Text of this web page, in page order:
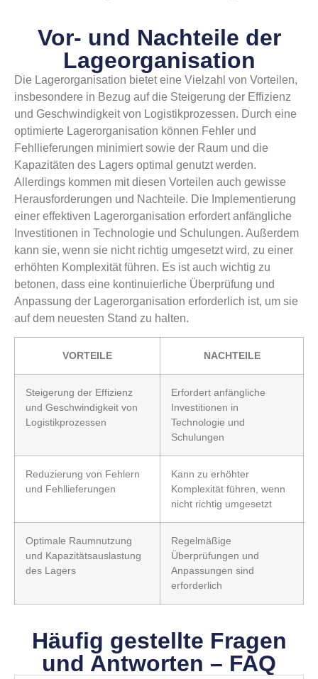
Vor- und Nachteile der
Lageorganisation
Die Lagerorganisation bietet eine Vielzahl von Vorteilen,
insbesondere in Bezug auf die Steigerung der Effizienz
und Geschwindigkeit von Logistikprozessen. Durch eine
optimierte Lagerorganisation können Fehler und
Fehllieferungen minimiert sowie der Raum und die
Kapazitäten des Lagers optimal genutzt werden.
Allerdings kommen mit diesen Vorteilen auch gewisse
Herausforderungen und Nachteile. Die Implementierung
einer effektiven Lagerorganisation erfordert anfängliche
Investitionen in Technologie und Schulungen. Außerdem
kann sie, wenn sie nicht richtig umgesetzt wird, zu einer
erhöhten Komplexität führen. Es ist auch wichtig zu
betonen, dass eine kontinuierliche Überprüfung und
Anpassung der Lagerorganisation erforderlich ist, um sie
auf dem neuesten Stand zu halten.
VORTEILE NACHTEILE
Steigerung der Effizienz
und Geschwindigkeit von
Logistikprozessen
Erfordert anfängliche
Investitionen in
Technologie und
Schulungen
Reduzierung von Fehlern
und Fehllieferungen
Kann zu erhöhter
Komplexität führen, wenn
nicht richtig umgesetzt
Optimale Raumnutzung
und Kapazitätsauslastung
des Lagers
Regelmäßige
Überprüfungen und
Anpassungen sind
erforderlich
Häufig gestellte Fragen
und Antworten – FAQ